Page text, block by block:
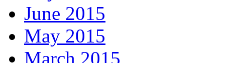
June 2015
May 2015
March 2015